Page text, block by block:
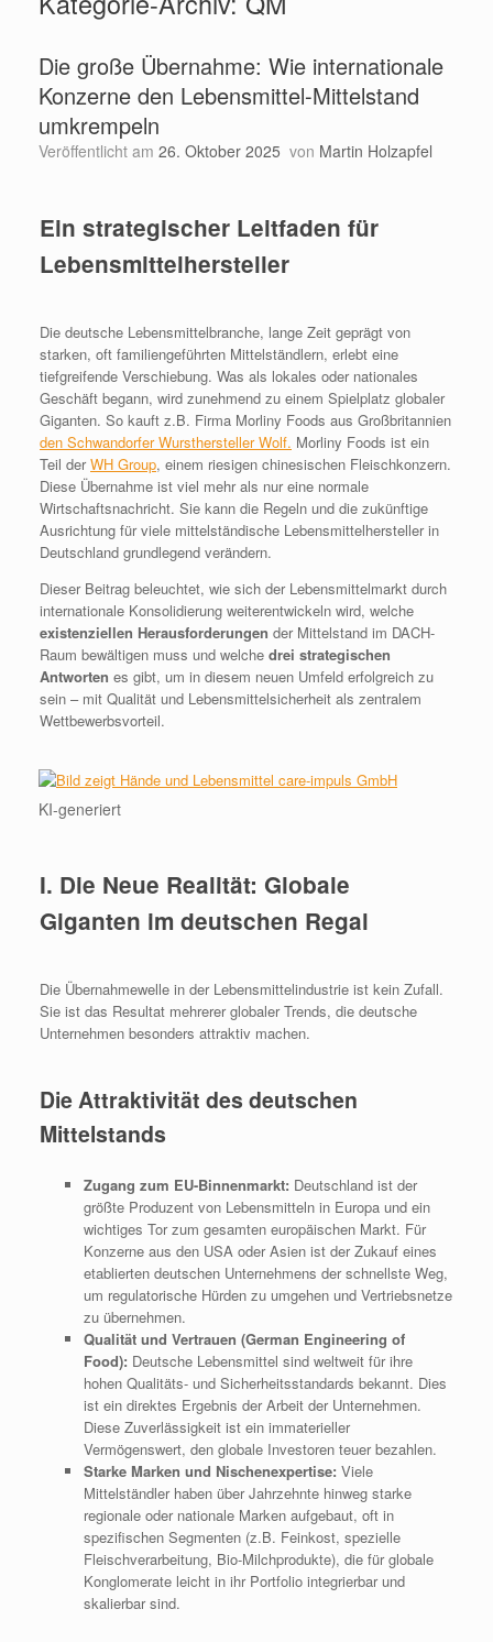
Die große Übernahme: Wie internationale
Konzerne den Lebensmittel-Mittelstand
umkrempeln
Veröffentlicht am 26. Oktober 2025 von Martin Holzapfel
Ein strategischer Leitfaden für
Lebensmittelhersteller
Die deutsche Lebensmittelbranche, lange Zeit geprägt von
starken, oft familiengeführten Mittelständlern, erlebt eine
tiefgreifende Verschiebung. Was als lokales oder nationales
Geschäft begann, wird zunehmend zu einem Spielplatz globaler
Giganten. So kauft z.B. Firma Morliny Foods aus Großbritannien
den Schwandorfer Wursthersteller Wolf. Morliny Foods ist ein
Teil derWH Group, einem riesigen chinesischen Fleischkonzern.
Diese Übernahme ist viel mehr als nur eine normale
Wirtschaftsnachricht. Sie kann die Regeln und die zukünftige
Ausrichtung für viele mittelständische Lebensmittelhersteller in
Deutschland grundlegend verändern.
Dieser Beitrag beleuchtet, wie sich der Lebensmittelmarkt durch
internationale Konsolidierung weiterentwickeln wird, welche
existenziellen Herausforderungen der Mittelstand im DACH-
Raum bewältigen muss und welche drei strategischen
Antworten es gibt, um in diesem neuen Umfeld erfolgreich zu
sein – mit Qualität und Lebensmittelsicherheit als zentralem
Wettbewerbsvorteil.
KI-generiert
I. Die Neue Realität: Globale
Giganten im deutschen Regal
Die Übernahmewelle in der Lebensmittelindustrie ist kein Zufall.
Sie ist das Resultat mehrerer globaler Trends, die deutsche
Unternehmen besonders attraktiv machen.
Die Attraktivität des deutschen
Mittelstands
Zugang zum EU-Binnenmarkt: Deutschland ist der
größte Produzent von Lebensmitteln in Europa und ein
wichtiges Tor zum gesamten europäischen Markt. Für
Konzerne aus den USA oder Asien ist der Zukauf eines
etablierten deutschen Unternehmens der schnellste Weg,
um regulatorische Hürden zu umgehen und Vertriebsnetze
zu übernehmen.
Qualität und Vertrauen (German Engineering of
Food): Deutsche Lebensmittel sind weltweit für ihre
hohen Qualitäts- und Sicherheitsstandards bekannt. Dies
ist ein direktes Ergebnis der Arbeit der Unternehmen.
Diese Zuverlässigkeit ist ein immaterieller
Vermögenswert, den globale Investoren teuer bezahlen.
Starke Marken und Nischenexpertise: Viele
Mittelständler haben über Jahrzehnte hinweg starke
regionale oder nationale Marken aufgebaut, oft in
spezifischen Segmenten (z.B. Feinkost, spezielle
Fleischverarbeitung, Bio-Milchprodukte), die für globale
Konglomerate leicht in ihr Portfolio integrierbar und
skalierbar sind.